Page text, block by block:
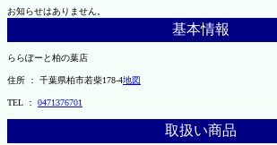
お知らせはありません。
基本情報
ららぽーと柏の葉店
住所 ： 千葉県柏市若柴178-4地図
TEL ： 0471376701
取扱い商品